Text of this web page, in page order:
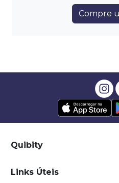
Compre
Quibity
Links Úteis